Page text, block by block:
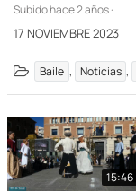
Subidohace 2 años ·
17 NOVIEMBRE 2023
Baile , Noticias ,
15:46